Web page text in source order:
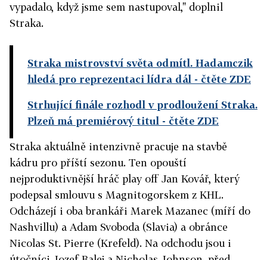
vypadalo, když jsme sem nastupoval," doplnil
Straka.
Straka mistrovství světa odmítl. Hadamczik
hledá pro reprezentaci lídra dál - čtěte ZDE
Strhující finále rozhodl v prodloužení Straka.
Plzeň má premiérový titul - čtěte ZDE
Straka aktuálně intenzivně pracuje na stavbě
kádru pro příští sezonu. Ten opouští
nejproduktivnější hráč play off Jan Kovář, který
podepsal smlouvu s Magnitogorskem z KHL.
Odcházejí i oba brankáři Marek Mazanec (míří do
Nashvillu) a Adam Svoboda (Slavia) a obránce
Nicolas St. Pierre (Krefeld). Na odchodu jsou i